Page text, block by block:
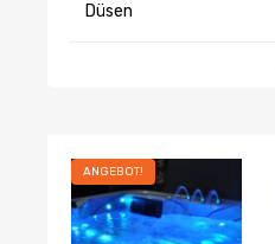
Düsen
ANGEBOT!